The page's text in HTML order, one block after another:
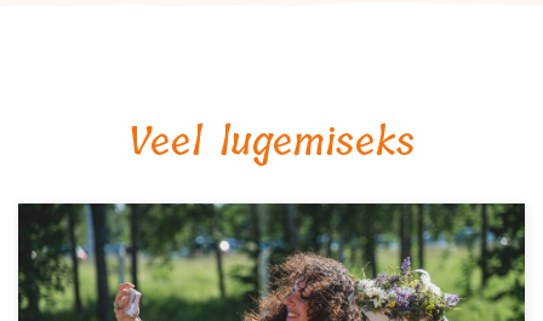
Veel lugemiseks